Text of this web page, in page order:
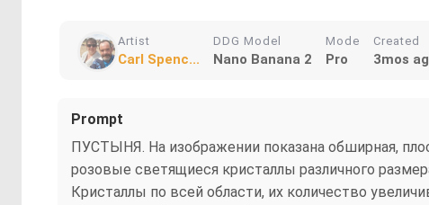
Artist
Carl Spenc...
DDG Model
Nano Banana 2
Mode
Pro
Created
3mos
Prompt
ПУСТЫНЯ. На изображении показана обширная,
розовые светящиеся кристаллы различного
Кристаллы по всей области, их количество